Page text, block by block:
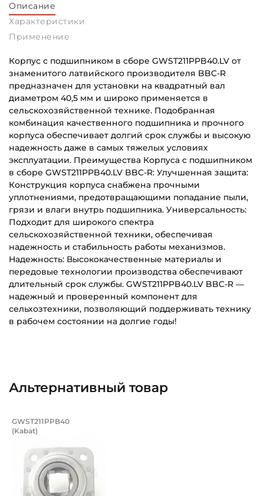
Описание
Характеристики
Применение
Корпус с подшипником в сборе GWST211PPB40.LV от
знаменитого латвийского производителя BBC-R
предназначен для установки на квадратный вал
диаметром 40,5 мм и широко применяется в
сельскохозяйственной технике. Подобранная
комбинация качественного подшипника и прочного
корпуса обеспечивает долгий срок службы и высокую
надежность даже в самых тяжелых условиях
эксплуатации. Преимущества Корпуса с подшипником
в сборе GWST211PPB40.LV BBC-R: Улучшенная защита:
Конструкция корпуса снабжена прочными
уплотнениями, предотвращающими попадание пыли,
грязи и влаги внутрь подшипника. Универсальность:
Подходит для широкого спектра
сельскохозяйственной техники, обеспечивая
надежность и стабильность работы механизмов.
Надежность: Высококачественные материалы и
передовые технологии производства обеспечивают
длительный срок службы. GWST211PPB40.LV BBC-R —
надежный и проверенный компонент для
сельхозтехники, позволяющий поддерживать технику
в рабочем состоянии на долгие годы!
45 мм
Тип корпуса:
Штампованный квадратный корпус
Тип посадочного отверстия на вал:
Квадрат
Тип наружного кольца:
Сельскохозяйственная
Альтернативный товар
Корпус c подшипником в сборе, с
Подшипник GWST 211 PPB40 Kabat с корпусом в сборе
GWST211PPB40
(Kabat)